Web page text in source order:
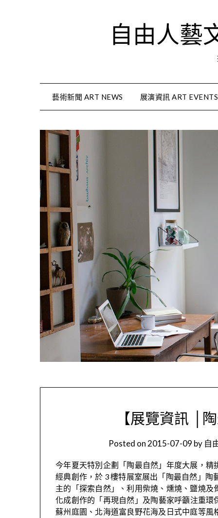
自由人藝
藝術新聞 ART NEWS 展演資訊 ART EVENTS
【展覽資訊 │
Posted on2015-07-09 by 自
今年夏天特別企劃「陶最自然」年度大展，
經典創作，於 3 樓特展室展出「陶最自然」
主的「探索自然」、利用柴燒、燻燒、鹽燒
化成創作的「再現自然」及陶藝家呼籲注重
蘇州庭園、北海道富良野花海及日式中庭等